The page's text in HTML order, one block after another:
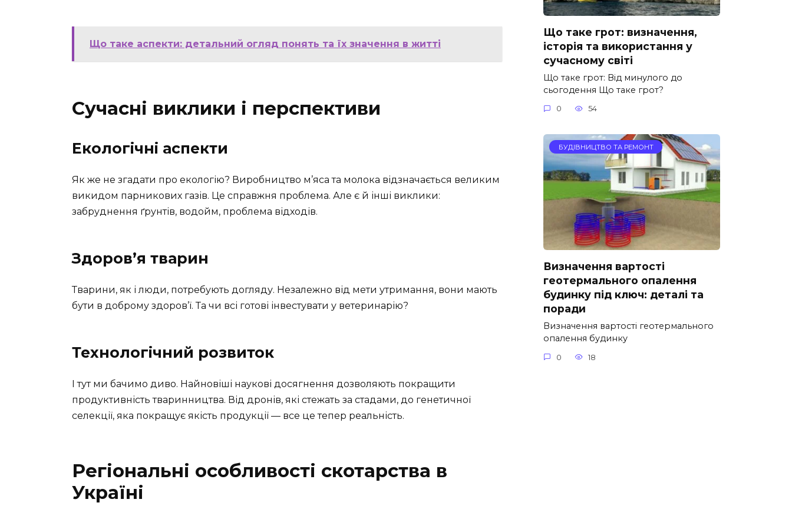
Що таке аспекти: детальний огляд понять та їх значення в житті
Сучасні виклики і перспективи
Екологічні аспекти
Як же не згадати про екологію? Виробництво м’яса та молока відзначається великим
викидом парникових газів. Це справжня проблема. Але є й інші виклики:
забруднення ґрунтів, водойм, проблема відходів.
Здоров’я тварин
Тварини, як і люди, потребують догляду. Незалежно від мети утримання, вони мають
бути в доброму здоров’ї. Та чи всі готові інвестувати у ветеринарію?
Технологічний розвиток
І тут ми бачимо диво. Найновіші наукові досягнення дозволяють покращити
продуктивність тваринництва. Від дронів, які стежать за стадами, до генетичної
селекції, яка покращує якість продукції — все це тепер реальність.
Регіональні особливості скотарства в
Україні
Що таке грот: визначення,
історія та використання у
сучасному світі
Що таке грот: Від минулого до
сьогодення Що таке грот?
0 54
БУДІВНИЦТВО ТА РЕМОНТ
Визначення вартості
геотермального опалення
будинку під ключ: деталі та
поради
Визначення вартості геотермального
опалення будинку
0 18